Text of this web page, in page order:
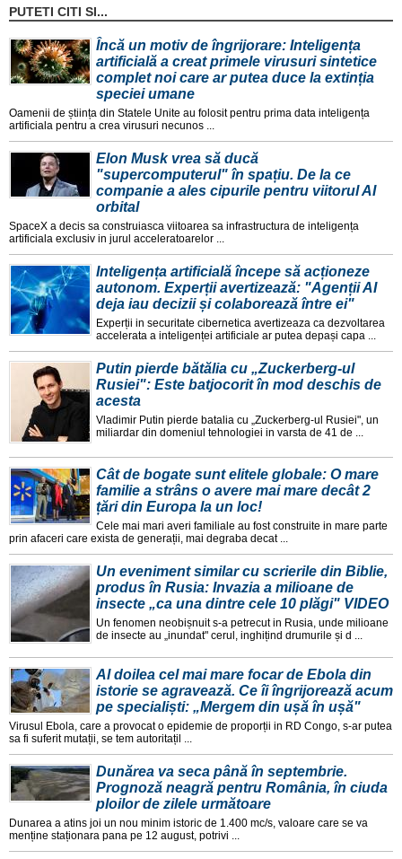
PUTETI CITI SI...
Încă un motiv de îngrijorare: Inteligența
artificială a creat primele virusuri sintetice
complet noi care ar putea duce la extinția
speciei umane
Oamenii de știința din Statele Unite au folosit pentru prima data inteligența
artificiala pentru a crea virusuri necunos ...
Elon Musk vrea să ducă
"supercomputerul" în spațiu. De la ce
companie a ales cipurile pentru viitorul AI
orbital
SpaceX a decis sa construiasca viitoarea sa infrastructura de inteligența
artificiala exclusiv in jurul acceleratoarelor ...
Inteligența artificială începe să acționeze
autonom. Experții avertizează: "Agenții AI
deja iau decizii și colaborează între ei"
Experții in securitate cibernetica avertizeaza ca dezvoltarea
accelerata a inteligenței artificiale ar putea depași capa ...
Putin pierde bătălia cu „Zuckerberg-ul
Rusiei": Este batjocorit în mod deschis de
acesta
Vladimir Putin pierde batalia cu „Zuckerberg-ul Rusiei", un
miliardar din domeniul tehnologiei in varsta de 41 de ...
Cât de bogate sunt elitele globale: O mare
familie a strâns o avere mai mare decât 2
țări din Europa la un loc!
Cele mai mari averi familiale au fost construite in mare parte
prin afaceri care exista de generații, mai degraba decat ...
Un eveniment similar cu scrierile din Biblie,
produs în Rusia: Invazia a milioane de
insecte „ca una dintre cele 10 plăgi" VIDEO
Un fenomen neobișnuit s-a petrecut in Rusia, unde milioane
de insecte au „inundat" cerul, inghițind drumurile și d ...
Al doilea cel mai mare focar de Ebola din
istorie se agravează. Ce îi îngrijorează acum
pe specialiști: „Mergem din ușă în ușă"
Virusul Ebola, care a provocat o epidemie de proporții in RD Congo, s-ar putea
sa fi suferit mutații, se tem autoritațil ...
Dunărea va seca până în septembrie.
Prognoză neagră pentru România, în ciuda
ploilor de zilele următoare
Dunarea a atins joi un nou minim istoric de 1.400 mc/s, valoare care se va
menține staționara pana pe 12 august, potrivi ...